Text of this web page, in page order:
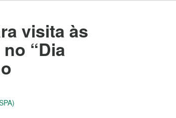
visita às
“Dia